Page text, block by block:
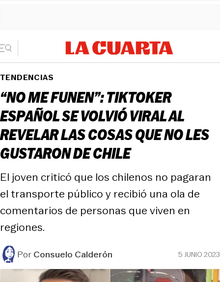
TENDENCIAS
“NO ME FUNEN”: TIKTOKER
ESPAÑOL SE VOLVIÓ VIRAL AL
REVELAR LAS COSAS QUE NO LES
GUSTARON DE CHILE
El joven criticó que los chilenos no pagaran
el transporte público y recibió una ola de
comentarios de personas que viven en
regiones.
PorConsuelo Calderón 5 JUNIO 2023